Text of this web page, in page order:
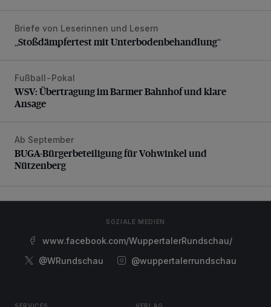
„Stoßdämpfertest mit Unterbodenbehandlung“
Briefe von Leserinnen und Lesern
„Stoßdämpfertest mit Unterbodenbehandlung“
WSV: Übertragung im Barmer Bahnhof und klare Ansage
Fußball-Pokal
WSV: Übertragung im Barmer Bahnhof und klare
Ansage
BUGA-Bürgerbeteiligung für Vohwinkel und Nützenberg
Ab September
BUGA-Bürgerbeteiligung für Vohwinkel und
Nützenberg
SOZIALE MEDIEN
www.facebook.com/WuppertalerRundschau/
@WRundschau
@wuppertalerrundschau